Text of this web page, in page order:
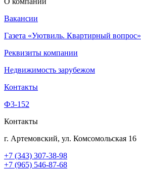
Вакансии
Газета «Уютвиль. Квартирный вопрос»
Реквизиты компании
Недвижимость зарубежом
Контакты
Ф3-152
Контакты
г. Артемовский, ул. Комсомольская 16
+7 (343) 307-38-98
+7 (965) 546-87-68